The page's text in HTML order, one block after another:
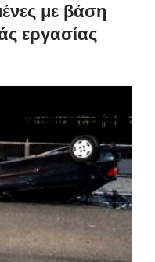
με βάση
εργασίας